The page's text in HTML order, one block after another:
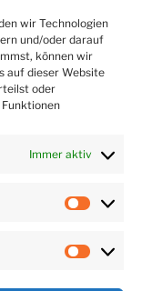
wir Technologien
und/oder darauf
können wir
auf dieser Website
oder
Immer aktiv